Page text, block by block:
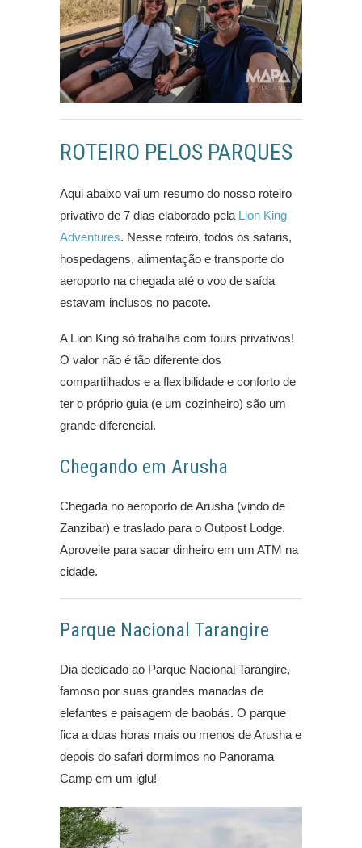
ROTEIRO PELOS PARQUES
Aqui abaixo vai um resumo do nosso roteiro
privativo de 7 dias elaborado pela Lion King
Adventures. Nesse roteiro, todos os safaris,
hospedagens, alimentação e transporte do
aeroporto na chegada até o voo de saída
estavam inclusos no pacote.
A Lion King só trabalha com tours privativos!
O valor não é tão diferente dos
compartilhados e a flexibilidade e conforto de
ter o próprio guia (e um cozinheiro) são um
grande diferencial.
Chegando em Arusha
Chegada no aeroporto de Arusha (vindo de
Zanzibar) e traslado para o Outpost Lodge.
Aproveite para sacar dinheiro em um ATM na
cidade.
Parque Nacional Tarangire
Dia dedicado ao Parque Nacional Tarangire,
famoso por suas grandes manadas de
elefantes e paisagem de baobás. O parque
fica a duas horas mais ou menos de Arusha e
depois do safari dormimos no Panorama
Camp em um iglu!